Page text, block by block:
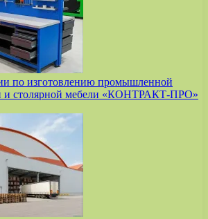
по изготовлению промышленной
и столярной мебели «КОНТРАКТ-ПРО»